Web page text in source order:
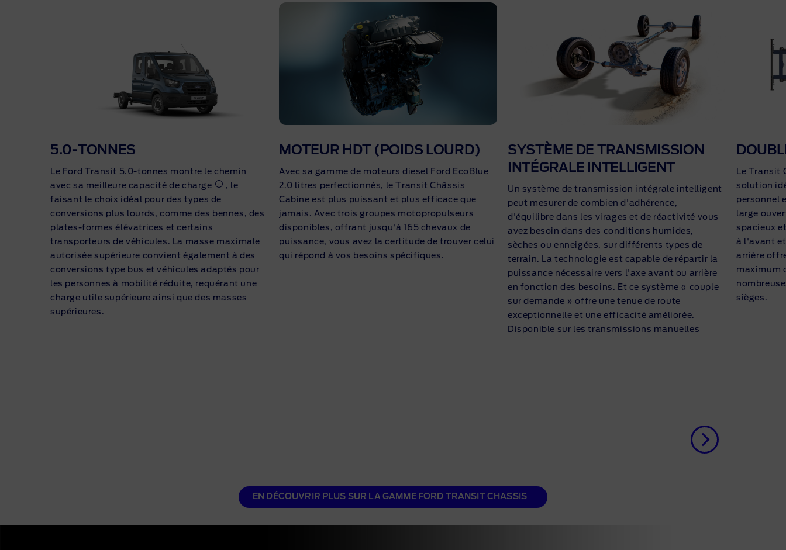
5.0-TONNES
Le Ford Transit 5.0-tonnes montre le chemin
avec sa meilleure capacité de charge
, le
faisant le choix idéal pour des types de
conversions plus lourds, comme des bennes, des
plates-formes élévatrices et certains
transporteurs de véhicules. La masse maximale
autorisée supérieure convient également à des
conversions type bus et véhicules adaptés pour
les personnes à mobilité réduite, requérant une
charge utile supérieure ainsi que des masses
supérieures.
MOTEUR HDT (POIDS LOURD)
Avec sa gamme de moteurs diesel Ford EcoBlue
2.0 litres perfectionnés, le Transit Châssis
Cabine est plus puissant et plus efficace que
jamais. Avec trois groupes motopropulseurs
disponibles, offrant jusqu'à 165 chevaux de
puissance, vous avez la certitude de trouver celui
qui répond à vos besoins spécifiques.
SYSTÈME DE TRANSMISSION
INTÉGRALE INTELLIGENT
Un système de transmission intégrale intelligent
peut mesurer de combien d'adhérence,
d'équilibre dans les virages et de réactivité vous
avez besoin dans des conditions humides,
sèches ou enneigées, sur différents types de
terrain. La technologie est capable de répartir la
puissance nécessaire vers l'axe avant ou arrière
en fonction des besoins. Et ce système « couple
sur demande » offre une tenue de route
exceptionnelle et une efficacité améliorée.
Disponible sur les transmissions manuelles
Le Transit
solution
personnel
large
spacieux
à l'avant
arrière
maximum
sièges.
EN DÉCOUVRIR PLUS SUR LA GAMME FORD TRANSIT CHASSIS